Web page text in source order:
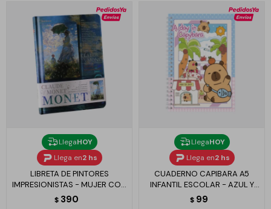
LlegaHOY
Llega en2 hs
LIBRETA DE PINTORES
IMPRESIONISTAS - MUJER CON
SOMBRILLA
$ 390
LlegaHOY
Llega en2 hs
CUADERNO CAPIBARA A5
INFANTIL ESCOLAR - AZUL Y
ROSA
$ 99